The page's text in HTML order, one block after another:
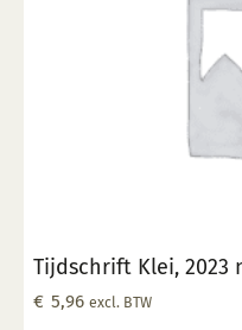
Tijdschrift Klei, 2023
€ 5,96 excl. BTW